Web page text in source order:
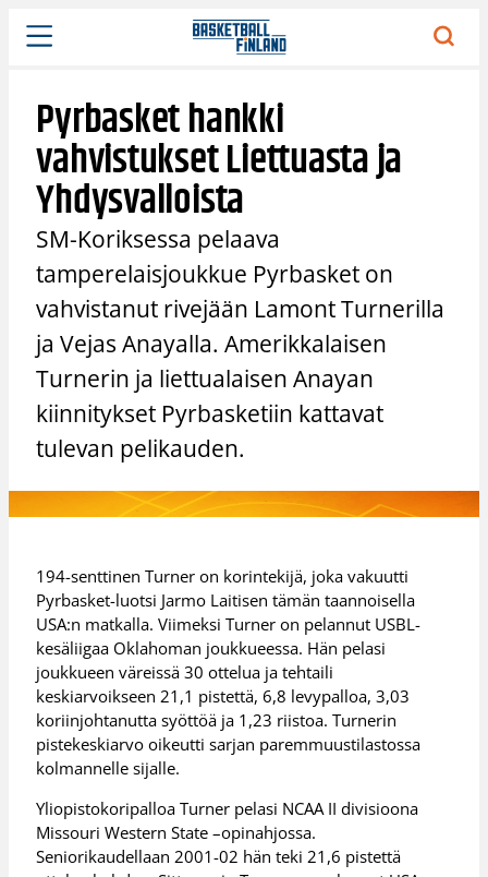
Siirry
sisältöön
Pyrbasket hankki
vahvistukset Liettuasta ja
Yhdysvalloista
SM-Koriksessa pelaava
tamperelaisjoukkue Pyrbasket on
vahvistanut rivejään Lamont Turnerilla
ja Vejas Anayalla. Amerikkalaisen
Turnerin ja liettualaisen Anayan
kiinnitykset Pyrbasketiin kattavat
tulevan pelikauden.
194-senttinen Turner on korintekijä, joka vakuutti
Pyrbasket-luotsi Jarmo Laitisen tämän taannoisella
USA:n matkalla. Viimeksi Turner on pelannut USBL-
kesäliigaa Oklahoman joukkueessa. Hän pelasi
joukkueen väreissä 30 ottelua ja tehtaili
keskiarvoikseen 21,1 pistettä, 6,8 levypalloa, 3,03
koriinjohtanutta syöttöä ja 1,23 riistoa. Turnerin
pistekeskiarvo oikeutti sarjan paremmuustilastossa
kolmannelle sijalle.
Yliopistokoripalloa Turner pelasi NCAA II divisioona
Missouri Western State –opinahjossa.
Seniorikaudellaan 2001-02 hän teki 21,6 pistettä